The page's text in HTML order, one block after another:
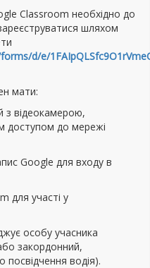
Classroom необхідно до
шляхом
d/e/
мати:
з відеокамерою,
доступом до мережі
Google для входу в
для участі у
особу учасника
закордонний,
посвідчення водія).